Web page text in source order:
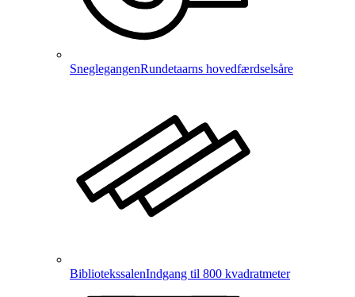
SneglegangenRundetaarns hovedfærdselsåre
BibliotekssalenIndgang til 800 kvadratmeter